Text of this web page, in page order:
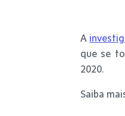
A
que se
2020.
Saiba